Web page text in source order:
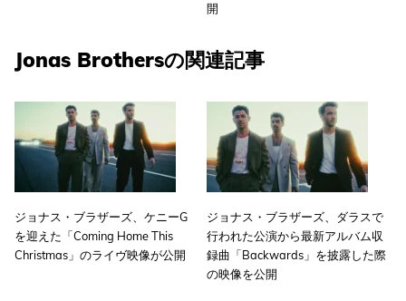
開
Jonas Brothersの関連記事
ジョナス・ブラザーズ、ケニーG
を迎えた「Coming Home This
Christmas」のライヴ映像が公開
ジョナス・ブラザーズ、ダラスで
行われた公演から最新アルバム収
録曲「Backwards」を披露した際
の映像を公開